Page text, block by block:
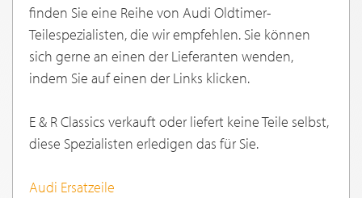
finden Sie eine Reihe von Audi Oldtimer-
Teilespezialisten, die wir empfehlen. Sie können
sich gerne an einen der Lieferanten wenden,
indem Sie auf einen der Links klicken.
E & R Classics verkauft oder liefert keine Teile selbst,
diese Spezialisten erledigen das für Sie.
Audi Ersatzeile